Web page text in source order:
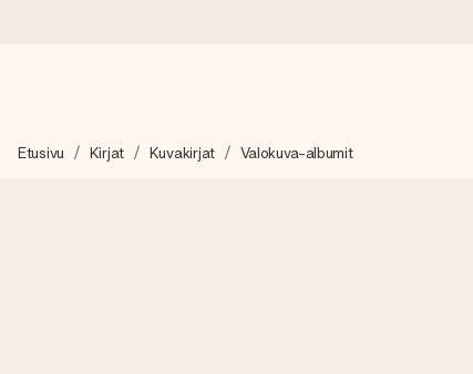
Valmistamme lahjasi huolella ja lähetämme sen hetkessä,
Etusivu Kirjat Kuvakirjat Valokuva-albumit